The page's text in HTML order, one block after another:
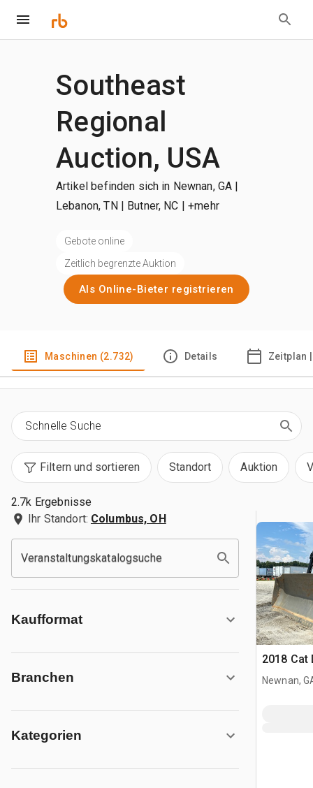
Southeast
Regional
Auction, USA
Artikel befinden sich in Newnan, GA |
Lebanon, TN | Butner, NC | +mehr
Gebote online
Zeitlich begrenzte Auktion
Als Online-Bieter registrieren
Maschinen (2.732) Details Zeitplan
Filtern und sortieren Standort Auktion
2.7k Ergebnisse
Ihr Standort: Columbus, OH
Veranstaltungskatalogsuche
Kaufformat
Branchen
Kategorien
2018 Cat
Newnan,